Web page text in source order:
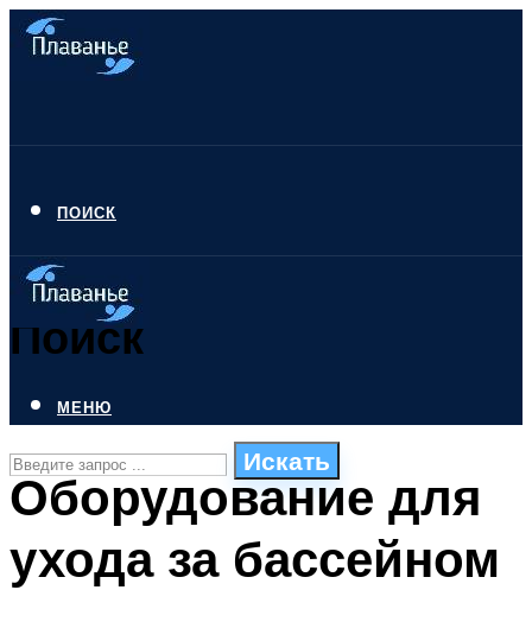
ПОИСК
Поиск
Искать
СТИЛИ ПЛАВАНЬЯ
ПЛАВАНЬЕ ДЛЯ ДЕТЕЙ
МЕНЮ
Оборудование для
ухода за бассейном